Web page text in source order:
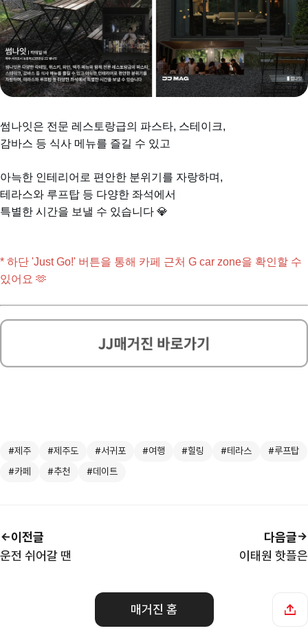
썸나잇은 전문 레스토랑급의 파스타, 스테이크,
감바스 등 식사 메뉴를 즐길 수 있고
아늑한 인테리어로 편안한 분위기를 자랑하며,
테라스와 루프탑 등 다양한 좌석에서
특별한 시간을 보낼 수 있습니다 💎
* 하단 'Just Go!' 버튼을 통해 카페 근처 G car zone을 확인할 수
있어요 🫶
#제주 #제주도 #서귀포 #여행 #힐링 #테라스
#루프탑
#카페
#추천 #데이트
이전글
운전 쉬어갈 땐
이태원 핫플은
다음글
매거진 홈